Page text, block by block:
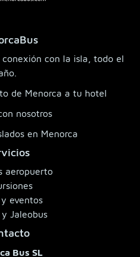
conexión con la isla, todo el
de Menorca a tu hotel
nosotros
en Menorca
aeropuerto
eventos
Jaleobus
Bus SL